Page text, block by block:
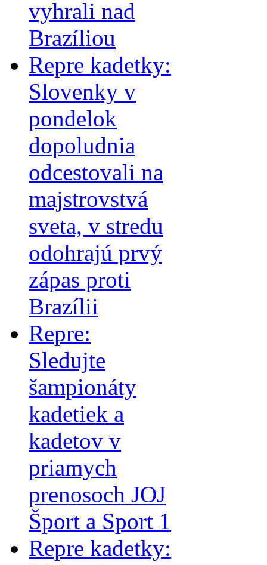
vyhrali nad
Brazíliou
Repre kadetky:
Slovenky v
pondelok
dopoludnia
odcestovali na
majstrovstvá
sveta, v stredu
odohrajú prvý
zápas proti
Brazílii
Repre:
Sledujte
šampionáty
kadetiek a
kadetov v
priamych
prenosoch JOJ
Šport a Sport 1
Repre kadetky: